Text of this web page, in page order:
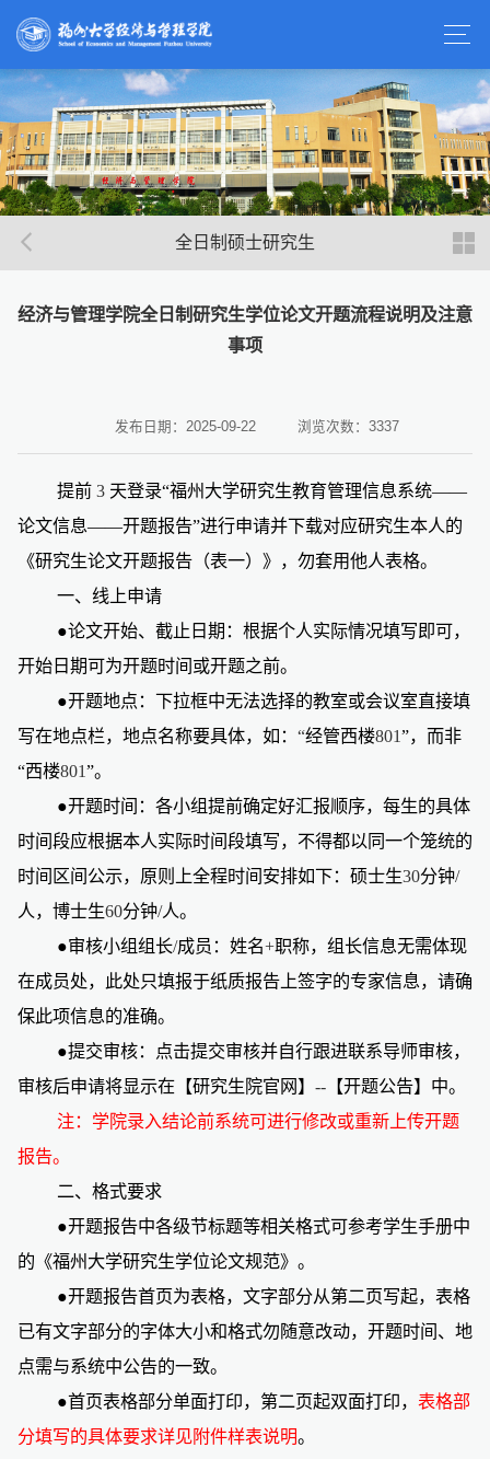
全日制硕士研究生
经济与管理学院全日制研究生学位论文开题流程说明及注意
事项
发布日期：2025-09-22 浏览次数： 3337
提前 3 天登录“福州大学研究生教育管理信息系统——
论文信息——开题报告”进行申请并下载对应研究生本人的
《研究生论文开题报告（表一）》，勿套用他人表格。
一、线上申请
●论文开始、截止日期：根据个人实际情况填写即可，
开始日期可为开题时间或开题之前。
●开题地点：下拉框中无法选择的教室或会议室直接填
写在地点栏，地点名称要具体，如： “经管西楼801”，而非
“西楼801”。
●开题时间：各小组提前确定好汇报顺序，每生的具体
时间段应根据本人实际时间段填写，不得都以同一个笼统的
时间区间公示，原则上全程时间安排如下：硕士生30分钟/
人，博士生60分钟/人。
●审核小组组长/成员：姓名+职称，组长信息无需体现
在成员处，此处只填报于纸质报告上签字的专家信息，请确
保此项信息的准确。
●提交审核：点击提交审核并自行跟进联系导师审核，
审核后申请将显示在【研究生院官网】 -- 【开题公告】中。
注：学院录入结论前系统可进行修改或重新上传开题
报告。
二、格式要求
●开题报告中各级节标题等相关格式可参考学生手册中
的《福州大学研究生学位论文规范》。
●开题报告首页为表格，文字部分从第二页写起，表格
已有文字部分的字体大小和格式勿随意改动，开题时间、地
点需与系统中公告的一致。
●首页表格部分单面打印，第二页起双面打印， 表格部
分填写的具体要求详见附件样表说明。